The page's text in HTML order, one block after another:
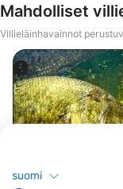
Mahdolliset
Villieläinhavainnot
iStock-ANDY_BOWLIN
suomi